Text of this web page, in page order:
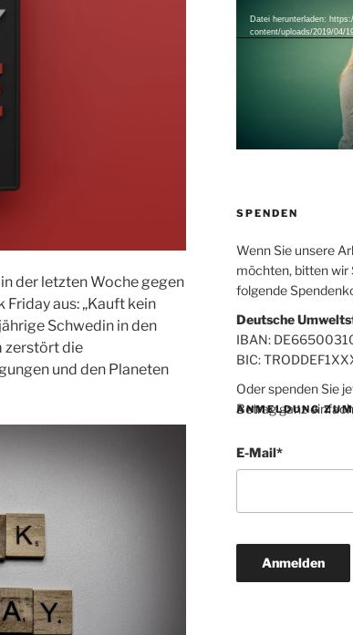
der letzten Woche gegen
aus: „Kauft kein
Schwedin in den
zerstört die
und den Planeten
Datei herunterladen:
content/uploads/2019/04/
SPENDEN
Wenn Sie unsere
möchten, bitten wir
folgende
Deutsche
IBAN:
BIC:
Oder spenden Sie
Betrag ganz
ANMELDUNG
E-Mail*